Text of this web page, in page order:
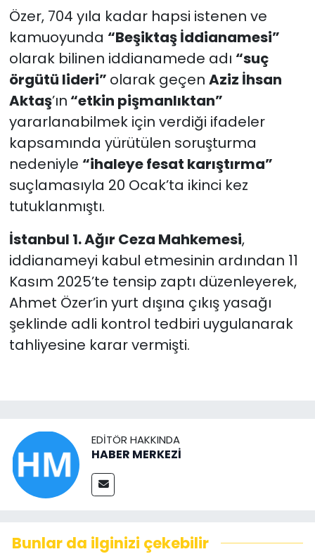
Özer, 704 yıla kadar hapsi istenen ve
kamuoyunda “Beşiktaş İddianamesi”
olarak bilinen iddianamede adı “suç
örgütü lideri” olarak geçen Aziz İhsan
Aktaş’ın “etkin pişmanlıktan”
yararlanabilmek için verdiği ifadeler
kapsamında yürütülen soruşturma
nedeniyle “ihaleye fesat karıştırma”
suçlamasıyla 20 Ocak’ta ikinci kez
tutuklanmıştı.
İstanbul 1. Ağır Ceza Mahkemesi,
iddianameyi kabul etmesinin ardından 11
Kasım 2025’te tensip zaptı düzenleyerek,
Ahmet Özer’in yurt dışına çıkış yasağı
şeklinde adli kontrol tedbiri uygulanarak
tahliyesine karar vermişti.
EDITÖR HAKKINDA
HABER MERKEZİ
Bunlar da ilginizi çekebilir